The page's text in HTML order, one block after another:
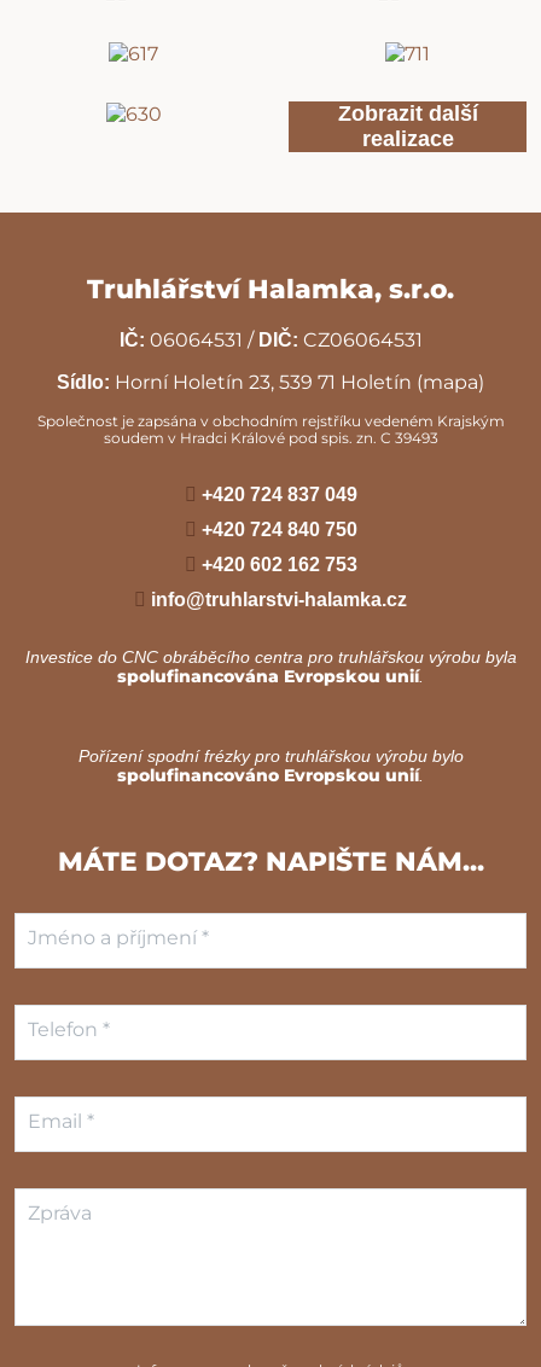
Zobrazit další
realizace
Truhlářství Halamka, s.r.o.
IČ: 06064531 / DIČ: CZ06064531
Sídlo: Horní Holetín 23, 539 71 Holetín (mapa)
Společnost je zapsána v obchodním rejstříku vedeném Krajským
soudem v Hradci Králové pod spis. zn. C 39493
+420 724 837 049
+420 724 840 750
+420 602 162 753
info@truhlarstvi-halamka.cz
Investice do CNC obráběcího centra pro truhlářskou výrobu byla
spolufinancována Evropskou unií.
Pořízení spodní frézky pro truhlářskou výrobu bylo
spolufinancováno Evropskou unií.
MÁTE DOTAZ? NAPIŠTE NÁM...
Jméno a příjmení *
Telefon *
Email *
Zpráva